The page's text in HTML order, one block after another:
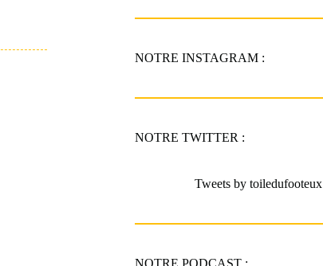
NOTRE INSTAGRAM :
NOTRE TWITTER :
Tweets by toiledufooteux
NOTRE PODCAST :